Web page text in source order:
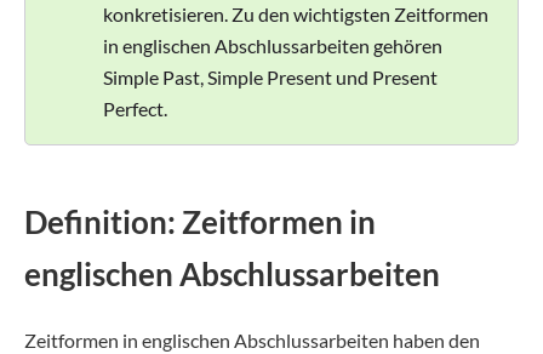
konkretisieren. Zu den wichtigsten Zeitformen
in englischen Abschlussarbeiten gehören
Simple Past, Simple Present und Present
Perfect.
Definition: Zeitformen in
englischen Abschlussarbeiten
Zeitformen in englischen Abschlussarbeiten haben den